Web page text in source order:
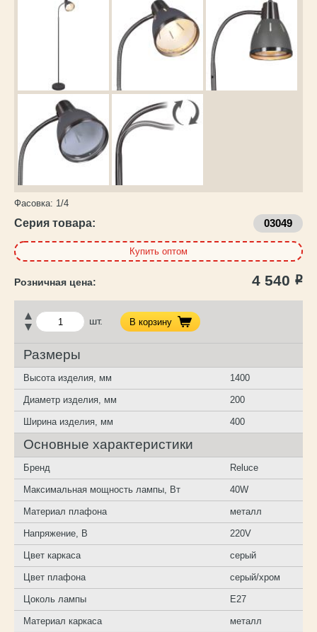
Фасовка: 1/4
Серия товара: 03049
Купить оптом
4 540 Р
шт. В корзину
Размеры
Высота изделия, мм 1400
Диаметр изделия, мм 200
Ширина изделия, мм 400
Основные характеристики
Бренд Reluce
Максимальная мощность лампы, Вт 40W
Материал плафона металл
Напряжение, В 220V
Цвет каркаса серый
Цвет плафона серый/хром
Цоколь лампы E27
Материал каркаса металл